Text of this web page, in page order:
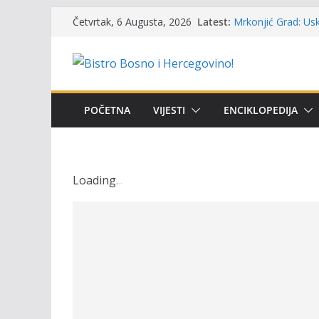
content
Četvrtak, 6 Augusta, 2026 Latest: (Banlozi)
Održan 15.
osvojili prelazni
POČETNA VIJESTI ENCIKLOPEDIJA
Loading...